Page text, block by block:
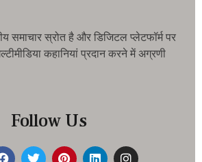
समाचार स्रोत है और डिजिटल प्लेटफॉर्म पर
कहानियां प्रदान करने में अग्रणी
Follow Us